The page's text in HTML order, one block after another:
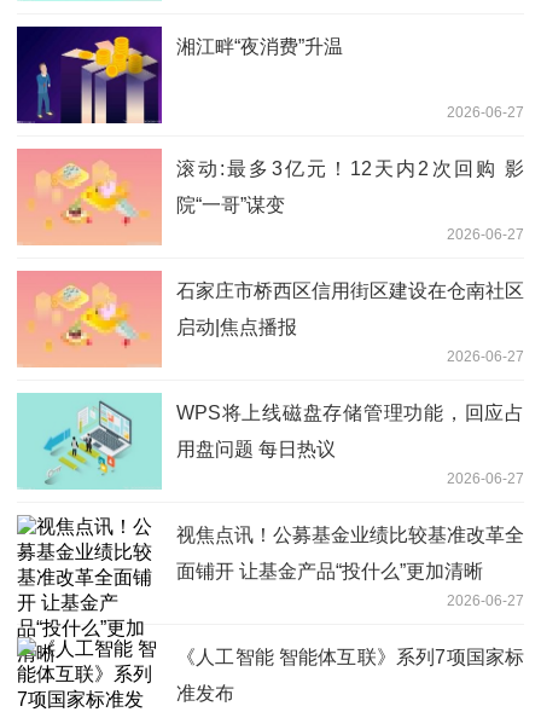
湘江畔“夜消费”升温
2026-06-27
滚动:最多3亿元！12天内2次回购 影
院“一哥”谋变
2026-06-27
石家庄市桥西区信用街区建设在仓南社区
启动|焦点播报
2026-06-27
WPS将上线磁盘存储管理功能，回应占
用盘问题 每日热议
2026-06-27
视焦点讯！公募基金业绩比较基准改革全
面铺开 让基金产品“投什么”更加清晰
2026-06-27
《人工智能 智能体互联》系列7项国家标
准发布